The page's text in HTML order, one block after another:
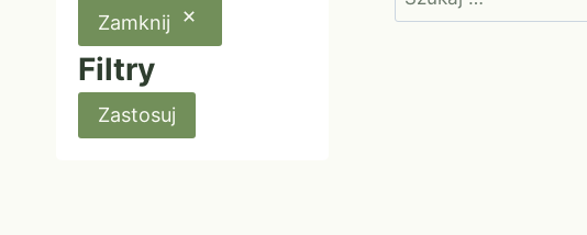
Zamknij
Filtry
Zastosuj